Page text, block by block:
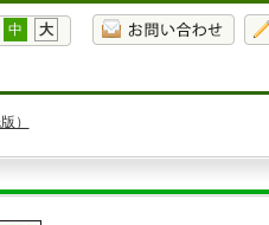
中 大
）